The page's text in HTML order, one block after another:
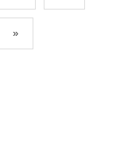
酸素クラスター除菌脱
»